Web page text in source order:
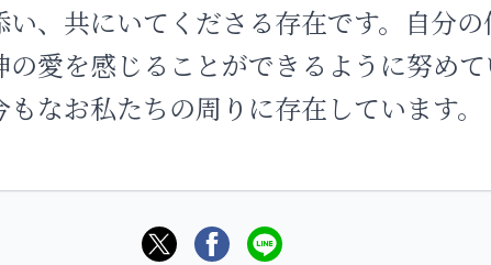
、共にいてくださる存在です。自分の
の愛を感じることができるように努めて
なお私たちの周りに存在しています。